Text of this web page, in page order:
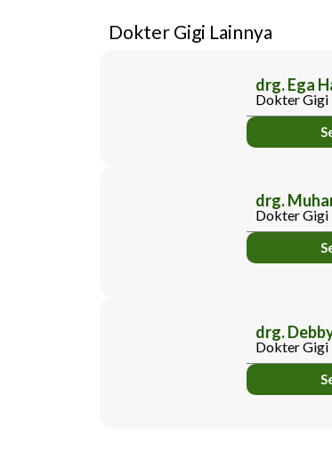
Dokter Gigi Lainnya
drg. Ega
Dokter Gigi
drg.
Dokter Gigi
drg.
Dokter Gigi